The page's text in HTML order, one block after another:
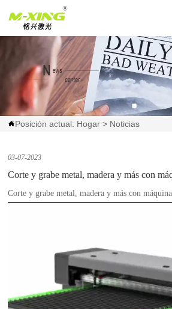
Posición actual: Hogar > Noticias
03-07-2023
Corte y grabe metal, madera y más con
Corte y grabe metal, madera y más con